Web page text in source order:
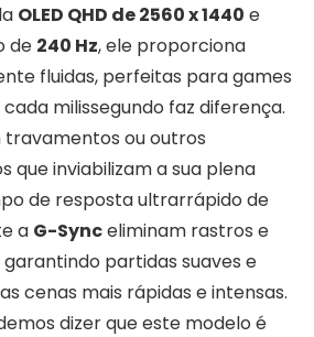
OLED QHD de 2560 x 1440 e
de 240 Hz, ele proporciona
fluidas, perfeitas para games
milissegundo faz diferença.
travamentos ou outros
que inviabilizam a sua plena
de resposta ultrarrápido de
a G-Synceliminam rastros e
partidas suaves e
cenas mais rápidas e intensas.
dizer que este modelo é